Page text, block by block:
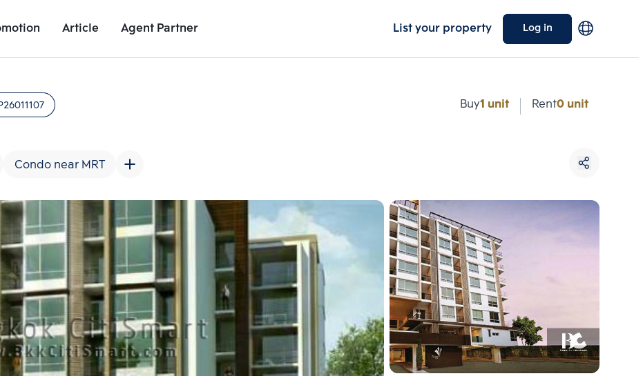
Article Agent Partner List your property Log in
Project Details
Condo near MRT
Buy1 unit Rent0 unit
Add comparative units
Number 2
Add comparative units
Number 3
Choose comparative unit
Maximum 3 units
Compare
Clear all